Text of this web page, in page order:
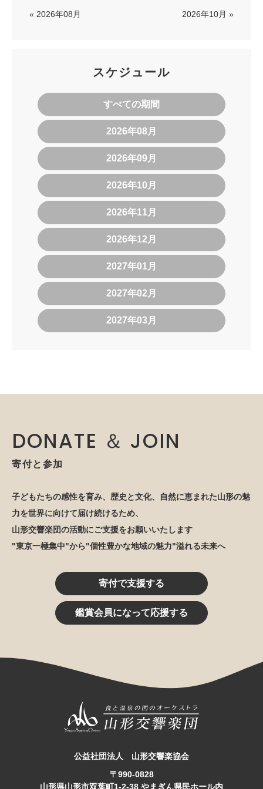
« 2026年08月 2026年10月 »
スケジュール
すべての期間
2026年08月
2026年09月
2026年10月
2026年11月
2026年12月
2027年01月
2027年02月
2027年03月
DONATE ＆ JOIN
寄付と参加
子どもたちの感性を育み、歴史と文化、自然に恵まれた山形の魅
力を世界に向けて届け続けるため、
山形交響楽団の活動にご支援をお願いいたします
"東京一極集中"から"個性豊かな地域の魅力"溢れる未来へ
寄付で支援する
鑑賞会員になって応援する
公益社団法人 山形交響楽協会
〒990-0828
山形県山形市双葉町1-2-38 やまぎん県民ホール内